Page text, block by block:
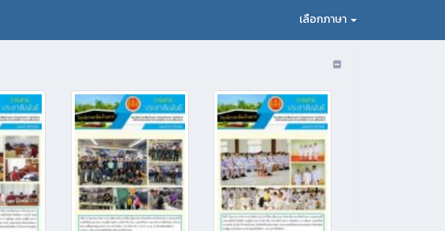
เลือกภาษา